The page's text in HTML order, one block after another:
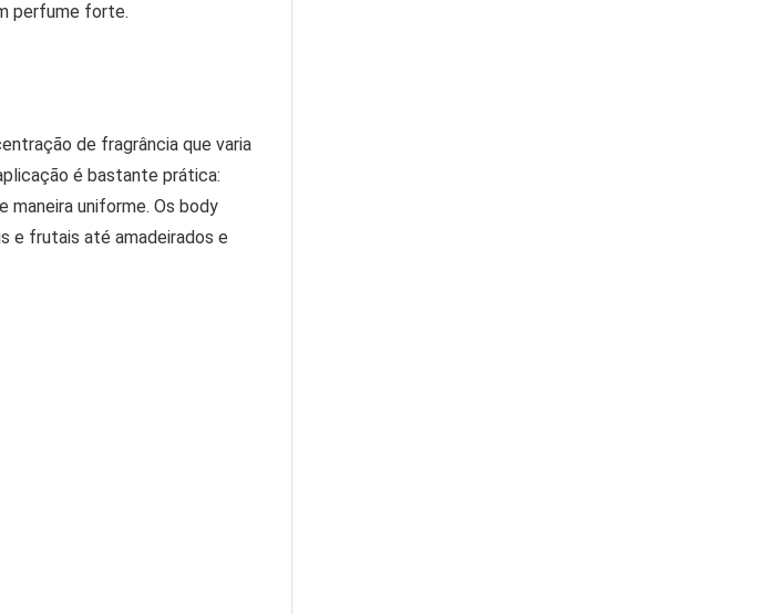
perfume forte.
de fragrância que varia
é bastante prática:
maneira uniforme. Os body
e frutais até amadeirados e